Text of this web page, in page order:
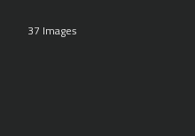
37 Images